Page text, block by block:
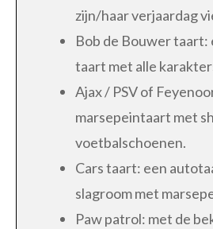
zijn/haar verjaardag
Bob de Bouwer taart:
taart met alle
Ajax / PSV of
marsepeintaart met
voetbalschoenen.
Cars taart: een
slagroom met
Paw patrol: met de